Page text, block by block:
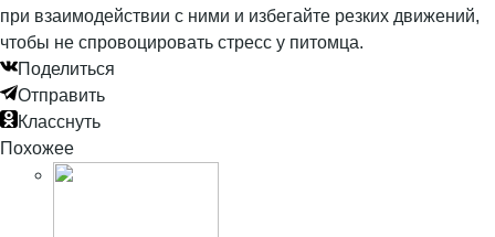
при взаимодействии с ними и избегайте резких движений,
чтобы не спровоцировать стресс у питомца.
Поделиться
Отправить
Класснуть
Похожее